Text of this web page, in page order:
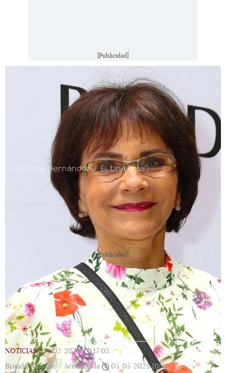
[Publicidad]
(Adriana Hernández / El Universal)
[Publicidad]
NOTICIAS | 17/02/2021 | 17:03
Brando Alcauter |
Actualizada 05/05/2023 10:33